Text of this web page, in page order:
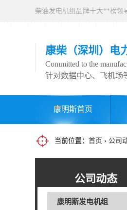
柴油发电机组品牌十大**榜领
康柴（深圳）电
Committed to the
针对数据中心、飞机场
康明斯首页
当前位置： 首页 › 公司
公司动态
康明斯发电机组